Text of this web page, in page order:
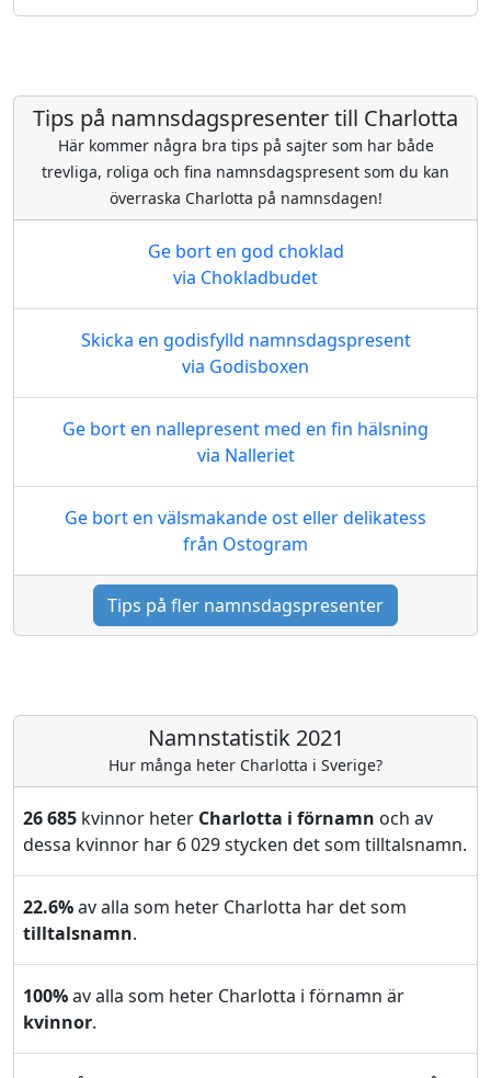
Tips på namnsdagspresenter till Charlotta
Här kommer några bra tips på sajter som har både
trevliga, roliga och fina namnsdagspresent som du kan
överraska Charlotta på namnsdagen!
Ge bort en god choklad
via Chokladbudet
Skicka en godisfylld namnsdagspresent
via Godisboxen
Ge bort en nallepresent med en fin hälsning
via Nalleriet
Ge bort en välsmakande ost eller delikatess
från Ostogram
Tips på fler namnsdagspresenter
Namnstatistik 2021
Hur många heter Charlotta i Sverige?
26 685 kvinnor heter Charlotta i förnamn och av
dessa kvinnor har 6 029 stycken det som tilltalsnamn.
22.6%av alla som heter Charlotta har det som
tilltalsnamn.
100%av alla som heter Charlotta i förnamn är
kvinnor.